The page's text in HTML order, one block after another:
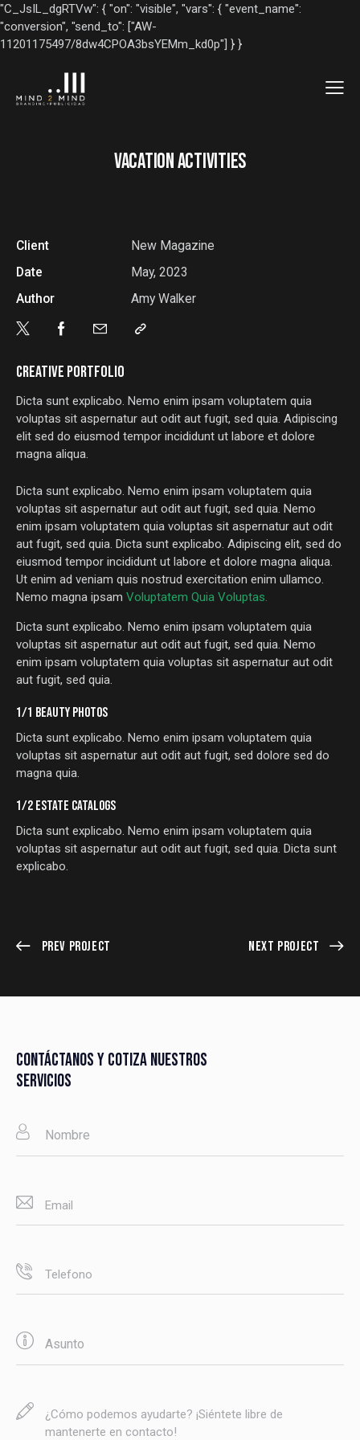
"C_JsIL_dgRTVw": { "on": "visible", "vars": { "event_name":
"conversion", "send_to": ["AW-
11201175497/8dw4CPOA3bsYEMm_kd0p"] } }
VACATION ACTIVITIES
Client
New Magazine
Date
May, 2023
Author
Amy Walker
CREATIVE PORTFOLIO
Dicta sunt explicabo. Nemo enim ipsam voluptatem quia
voluptas sit aspernatur aut odit aut fugit, sed quia. Adipiscing
elit sed do eiusmod tempor incididunt ut labore et dolore
magna aliqua.
Dicta sunt explicabo. Nemo enim ipsam voluptatem quia
voluptas sit aspernatur aut odit aut fugit, sed quia. Nemo
enim ipsam voluptatem quia voluptas sit aspernatur aut odit
aut fugit, sed quia. Dicta sunt explicabo. Adipiscing elit, sed do
eiusmod tempor incididunt ut labore et dolore magna aliqua.
Ut enim ad veniam quis nostrud exercitation enim ullamco.
Nemo magna ipsam Voluptatem Quia Voluptas.
Dicta sunt explicabo. Nemo enim ipsam voluptatem quia
voluptas sit aspernatur aut odit aut fugit, sed quia. Nemo
enim ipsam voluptatem quia voluptas sit aspernatur aut odit
aut fugit, sed quia.
1/1 BEAUTY PHOTOS
Dicta sunt explicabo. Nemo enim ipsam voluptatem quia
voluptas sit aspernatur aut odit aut fugit, sed dolore sed do
magna quia.
1/2 ESTATE CATALOGS
Dicta sunt explicabo. Nemo enim ipsam voluptatem quia
voluptas sit aspernatur aut odit aut fugit, sed quia. Dicta sunt
explicabo.
Prev Project Next Project
CONTÁCTANOS Y COTIZA NUESTROS
SERVICIOS